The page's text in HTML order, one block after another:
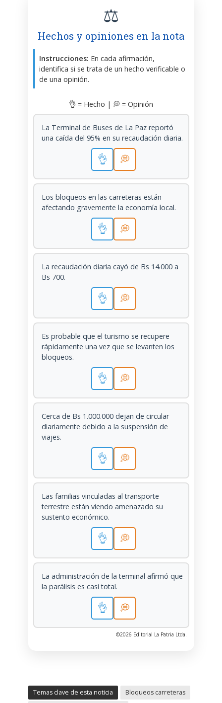
⚖️
Hechos y opiniones en la nota
Instrucciones: En cada afirmación,
identifica si se trata de un hecho verificable o
de una opinión.
👌 = Hecho | 💭 = Opinión
La Terminal de Buses de La Paz reportó
una caída del 95% en su recaudación diaria.
👌 💭
Los bloqueos en las carreteras están
afectando gravemente la economía local.
👌 💭
La recaudación diaria cayó de Bs 14.000 a
Bs 700.
👌 💭
Es probable que el turismo se recupere
rápidamente una vez que se levanten los
bloqueos.
👌 💭
Cerca de Bs 1.000.000 dejan de circular
diariamente debido a la suspensión de
viajes.
👌 💭
Las familias vinculadas al transporte
terrestre están viendo amenazado su
sustento económico.
👌 💭
La administración de la terminal afirmó que
la parálisis es casi total.
👌 💭
©2026 Editorial La Patria Ltda.
Temas clave de esta noticia
Bloqueos carreteras